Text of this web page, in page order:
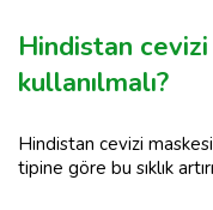
Hindistan cevizi
kullanılmalı?
Hindistan cevizi
tipine göre bu sıklık